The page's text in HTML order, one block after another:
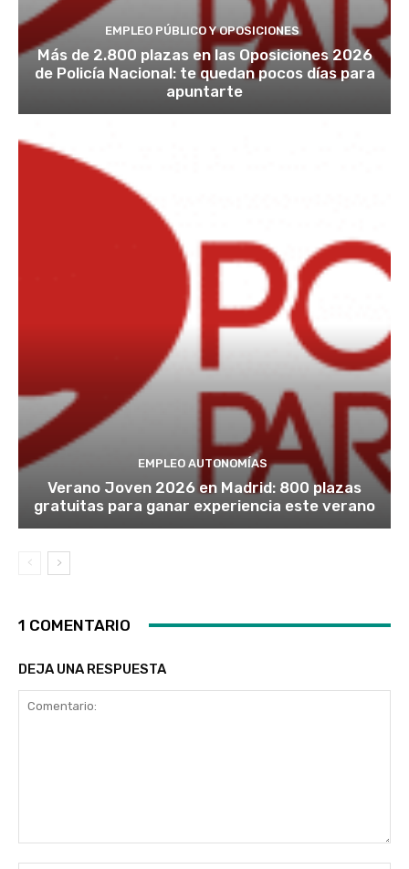
EMPLEO PÚBLICO Y OPOSICIONES
Más de 2.800 plazas en las Oposiciones 2026
de Policía Nacional: te quedan pocos días para
apuntarte
EMPLEO AUTONOMÍAS
Verano Joven 2026 en Madrid: 800 plazas
gratuitas para ganar experiencia este verano
1 COMENTARIO
DEJA UNA RESPUESTA